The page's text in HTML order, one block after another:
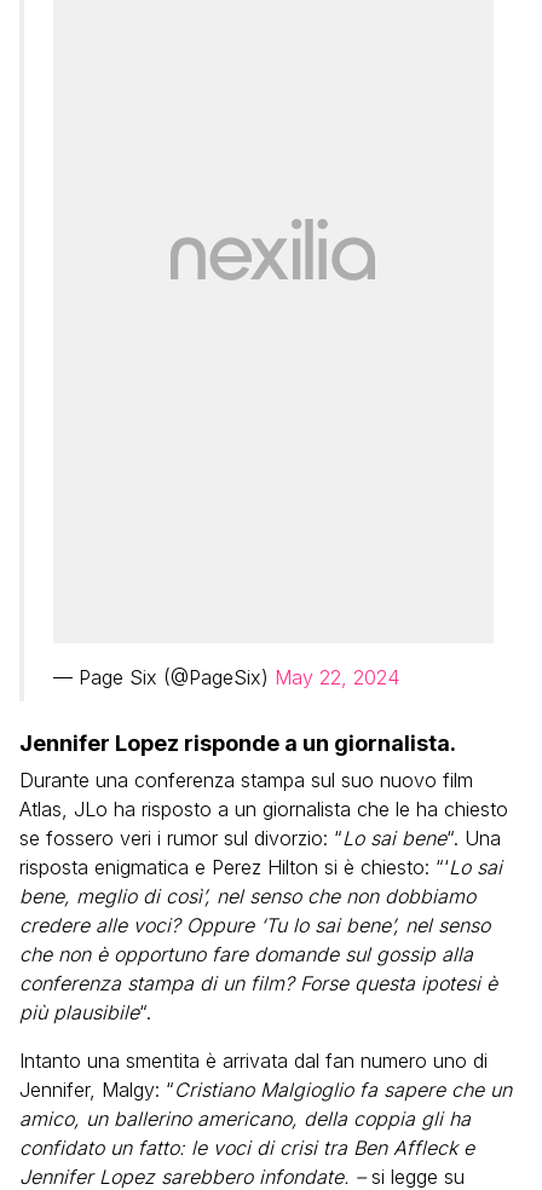
— Page Six (@PageSix) May 22, 2024
Jennifer Lopez risponde a un giornalista.
Durante una conferenza stampa sul suo nuovo film
Atlas, JLo ha risposto a un giornalista che le ha chiesto
se fossero veri i rumor sul divorzio: “Lo sai bene“. Una
risposta enigmatica e Perez Hilton si è chiesto: “‘Lo sai
bene, meglio di così’, nel senso che non dobbiamo
credere alle voci? Oppure ‘Tu lo sai bene’, nel senso
che non è opportuno fare domande sul gossip alla
conferenza stampa di un film? Forse questa ipotesi è
più plausibile“.
Intanto una smentita è arrivata dal fan numero uno di
Jennifer, Malgy: “Cristiano Malgioglio fa sapere che un
amico, un ballerino americano, della coppia gli ha
confidato un fatto: le voci di crisi tra Ben Affleck e
Jennifer Lopez sarebbero infondate. –si legge su